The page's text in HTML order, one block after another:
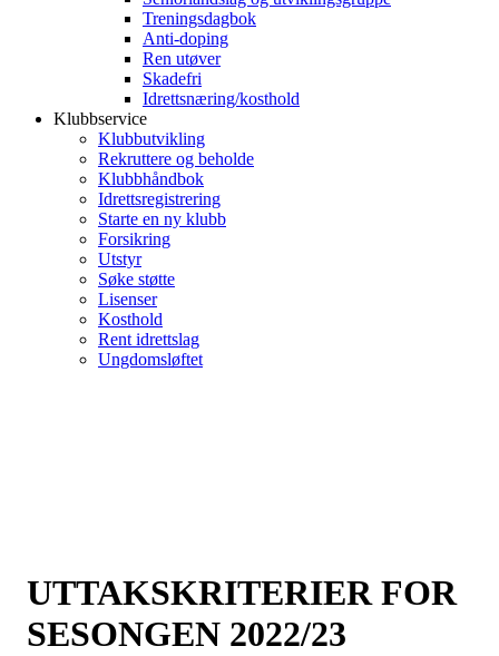
Treningsdagbok
Anti-doping
Ren utøver
Skadefri
Idrettsnæring/kosthold
Klubbservice
Klubbutvikling
Rekruttere og beholde
Klubbhåndbok
Idrettsregistrering
Starte en ny klubb
Forsikring
Utstyr
Søke støtte
Lisenser
Kosthold
Rent idrettslag
Ungdomsløftet
UTTAKSKRITERIER FOR
SESONGEN 2022/23